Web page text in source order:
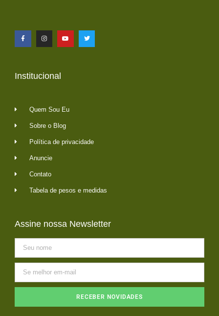
Institucional
Quem Sou Eu
Sobre o Blog
Política de privacidade
Anuncie
Contato
Tabela de pesos e medidas
Assine nossa Newsletter
RECEBER NOVIDADES